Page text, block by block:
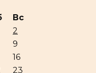
Вс
2
9
16
23